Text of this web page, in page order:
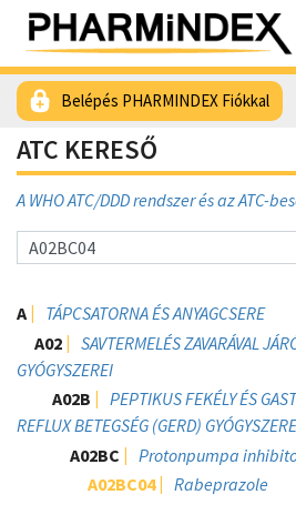
Belépés PHARMINDEX Fiókkal
ATC KERESŐ
A WHO ATC/DDD rendszer és az ATC-
A
TÁPCSATORNA ÉS ANYAGCSERE
A02
SAVTERMELÉS ZAVARÁVAL
GYÓGYSZEREI
A02B
PEPTIKUS FEKÉLY ÉS
REFLUX BETEGSÉG (GERD)
A02BC
Protonpumpa
A02BC04
Rabeprazole